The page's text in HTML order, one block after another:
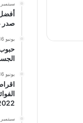
سبتمبر 25, 2023
صدر
يونيو 16, 2022
يونيو 16, 2022
سبتمبر 11, 2025